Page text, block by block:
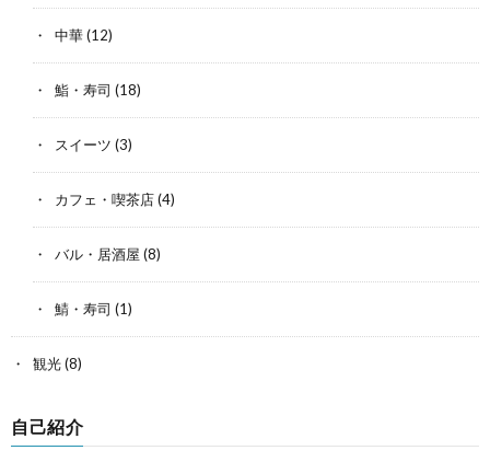
中華(12)
鮨・寿司 (18)
スイーツ (3)
カフェ・喫茶店(4)
バル・居酒屋 (8)
鯖・寿司 (1)
観光(8)
自己紹介